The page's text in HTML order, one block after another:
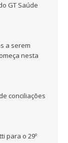
GT Saúde
a serem
nesta
conciliações
para o 29º